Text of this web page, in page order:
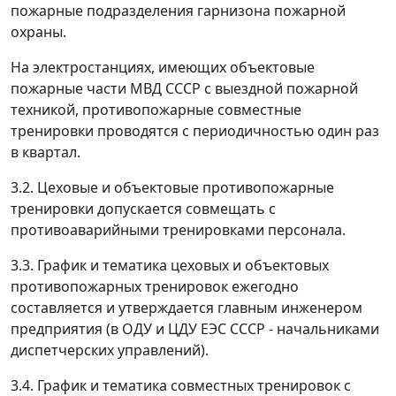
пожарные подразделения гарнизона пожарной
охраны.
На электростанциях, имеющих объектовые
пожарные части МВД СССР с выездной пожарной
техникой, противопожарные совместные
тренировки проводятся с периодичностью один раз
в квартал.
3.2. Цеховые и объектовые противопожарные
тренировки допускается совмещать с
противоаварийными тренировками персонала.
3.3. График и тематика цеховых и объектовых
противопожарных тренировок ежегодно
составляется и утверждается главным инженером
предприятия (в ОДУ и ЦДУ ЕЭС СССР - начальниками
диспетчерских управлений).
3.4. График и тематика совместных тренировок с